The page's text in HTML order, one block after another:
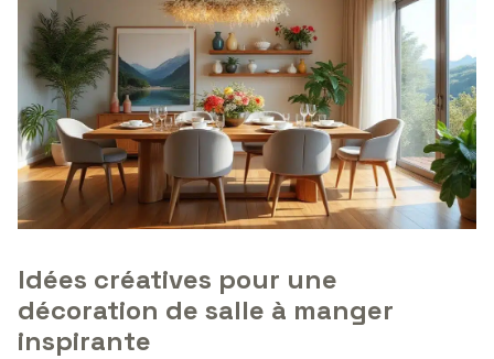
Idées créatives pour une
décoration de salle à manger
inspirante